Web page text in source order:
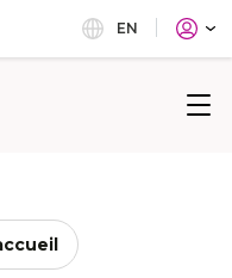
EN